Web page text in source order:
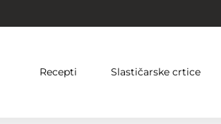
Recepti Slastičarske crtice